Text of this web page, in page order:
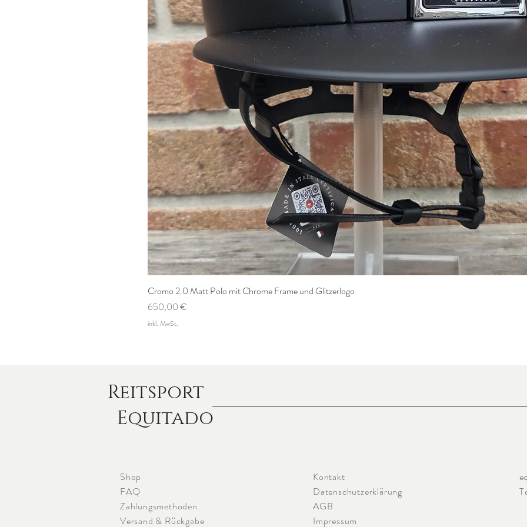
Cromo 2.0 Matt Polo mit Chrome Frame und Glitzerlogo
Preis
650,00 €
inkl. MwSt.
Reitsport
Equitado
Shop
FAQ
Zahlungsmethoden
Versand & Rückgabe
Kontakt
Datenschutzerklärung
AGB
Impressum